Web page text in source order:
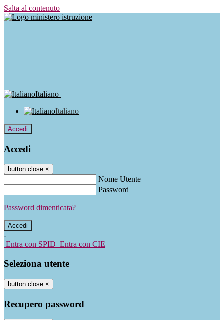
Salta al contenuto
Italiano
Italiano
Accedi
Accedi
button close ×
Nome Utente
Password
Password dimenticata?
-
Entra con SPID Entra con CIE
Seleziona utente
button close ×
Recupero password